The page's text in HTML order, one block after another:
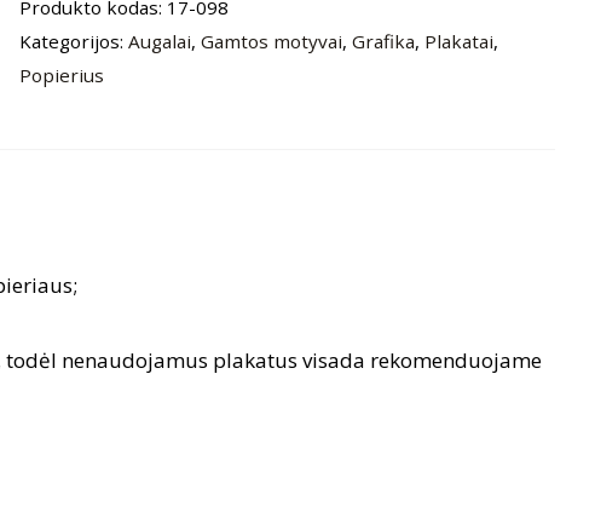
„Botanika
Nr.1“
Produkto kodas: 17-098
Kategorijos:Augalai,Gamtos motyvai,Grafika, Plakatai,
Popierius
nenaudojamus plakatus visada rekomenduojame